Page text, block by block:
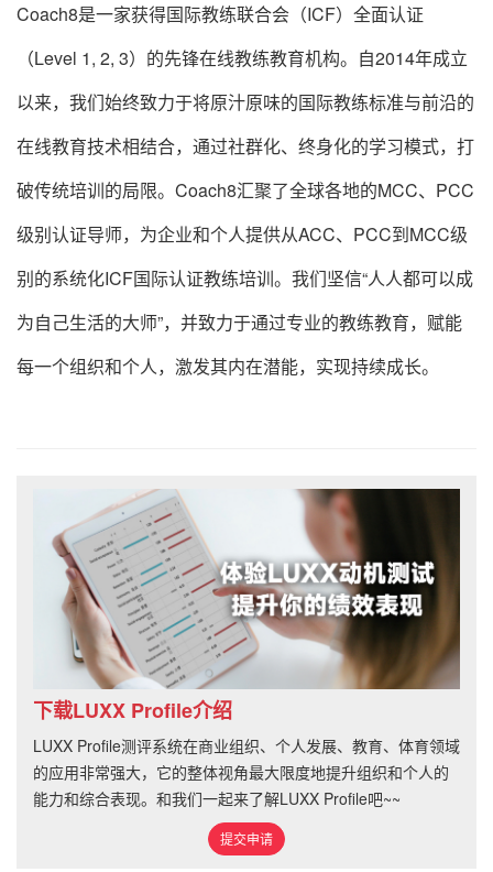
Coach8是一家获得国际教练联合会（ICF）全面认证
（Level 1, 2, 3）的先锋在线教练教育机构。自2014年成立
以来，我们始终致力于将原汁原味的国际教练标准与前沿的
在线教育技术相结合，通过社群化、终身化的学习模式，打
破传统培训的局限。Coach8汇聚了全球各地的MCC、PCC
级别认证导师，为企业和个人提供从ACC、PCC到MCC级
别的系统化ICF国际认证教练培训。我们坚信“人人都可以成
为自己生活的大师”，并致力于通过专业的教练教育，赋能
每一个组织和个人，激发其内在潜能，实现持续成长。
下载LUXX Profile介绍
LUXX Profile测评系统在商业组织、个人发展、教育、体育领域
的应用非常强大，它的整体视角最大限度地提升组织和个人的
能力和综合表现。和我们一起来了解LUXX Profile吧~~
提交申请